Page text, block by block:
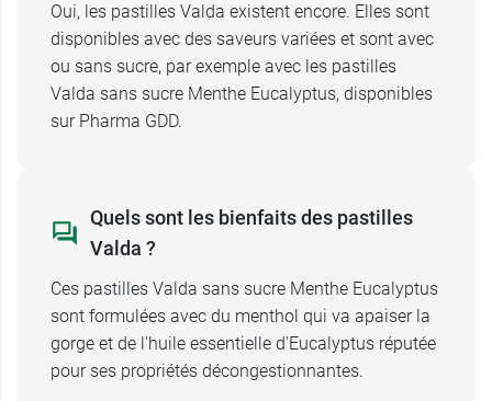
Oui, les pastilles Valda existent encore. Elles sont
disponibles avec des saveurs variées et sont avec
ou sans sucre, par exemple avec les pastilles
Valda sans sucre Menthe Eucalyptus, disponibles
sur Pharma GDD.
Quels sont les bienfaits des pastilles
Valda ?
Ces pastilles Valda sans sucre Menthe Eucalyptus
sont formulées avec du menthol qui va apaiser la
gorge et de l'huile essentielle d'Eucalyptus réputée
pour ses propriétés décongestionnantes.